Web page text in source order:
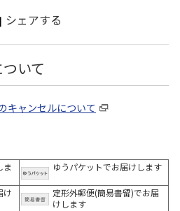
シェアする
いて
キャンセルについて
ま
ゆうパケットでお届けします
け
定形外郵便(簡易書留)でお届
けします